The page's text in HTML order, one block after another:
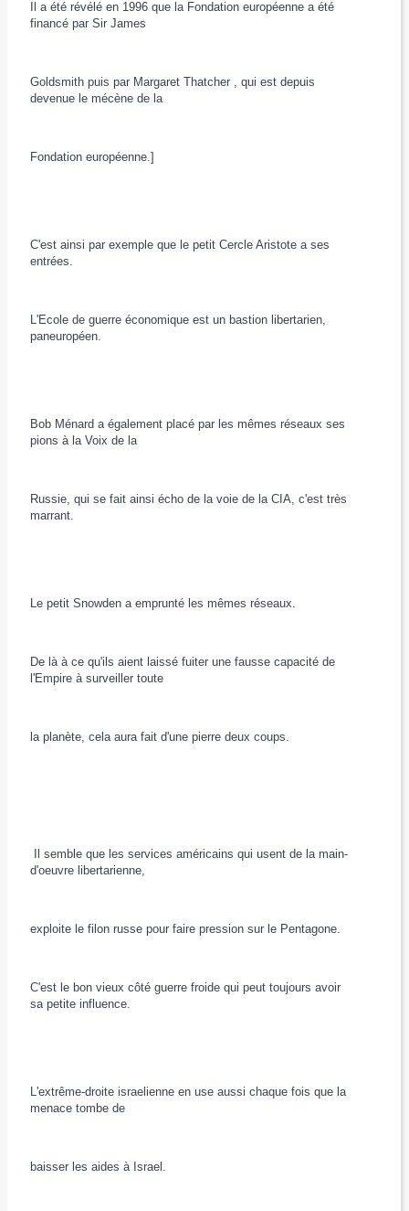
Il a été révélé en 1996 que la Fondation européenne a été
financé par Sir James
Goldsmith puis par Margaret Thatcher , qui est depuis
devenue le mécène de la
Fondation européenne.]
C'est ainsi par exemple que le petit Cercle Aristote a ses
entrées.
L'Ecole de guerre économique est un bastion libertarien,
paneuropéen.
Bob Ménard a également placé par les mêmes réseaux ses
pions à la Voix de la
Russie, qui se fait ainsi écho de la voie de la CIA, c'est très
marrant.
Le petit Snowden a emprunté les mêmes réseaux.
De là à ce qu'ils aient laissé fuiter une fausse capacité de
l'Empire à surveiller toute
la planète, cela aura fait d'une pierre deux coups.
Il semble que les services américains qui usent de la main-
d'oeuvre libertarienne,
exploite le filon russe pour faire pression sur le Pentagone.
C'est le bon vieux côté guerre froide qui peut toujours avoir
sa petite influence.
L'extrême-droite israelienne en use aussi chaque fois que la
menace tombe de
baisser les aides à Israel.